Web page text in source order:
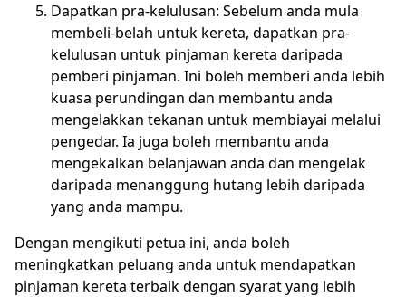
Dapatkan pra-kelulusan: Sebelum anda mula
membeli-belah untuk kereta, dapatkan pra-
kelulusan untuk pinjaman kereta daripada
pemberi pinjaman. Ini boleh memberi anda lebih
kuasa perundingan dan membantu anda
mengelakkan tekanan untuk membiayai melalui
pengedar. Ia juga boleh membantu anda
mengekalkan belanjawan anda dan mengelak
daripada menanggung hutang lebih daripada
yang anda mampu.
Dengan mengikuti petua ini, anda boleh
meningkatkan peluang anda untuk mendapatkan
pinjaman kereta terbaik dengan syarat yang lebih